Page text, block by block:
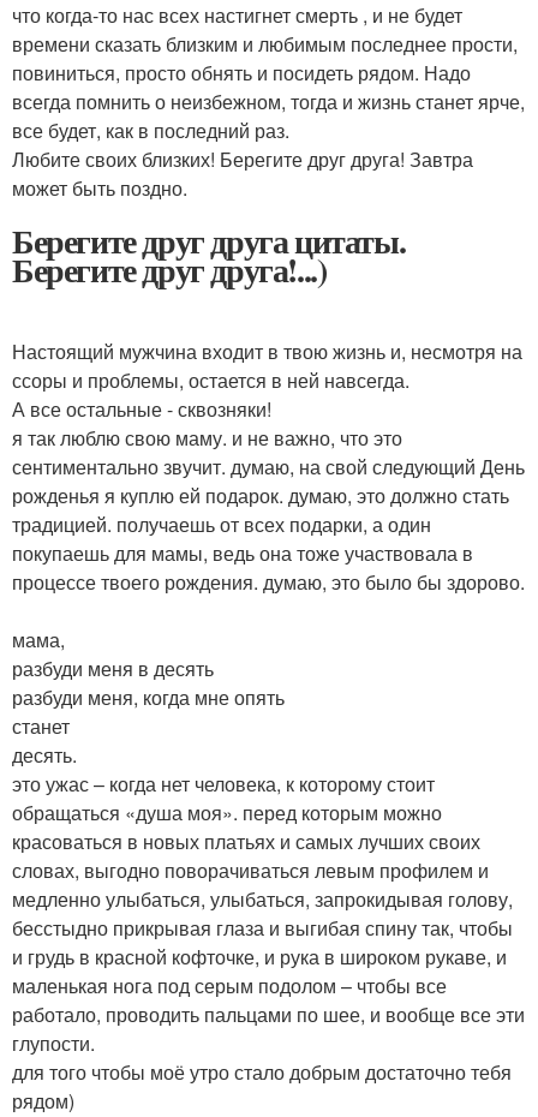
что когда-то нас всех настигнет смерть , и не будет
времени сказать близким и любимым последнее прости,
повиниться, просто обнять и посидеть рядом. Надо
всегда помнить о неизбежном, тогда и жизнь станет ярче,
все будет, как в последний раз.
Любите своих близких! Берегите друг друга! Завтра
может быть поздно.
Берегите друг друга цитаты.
Берегите друг друга!...)
Настоящий мужчина входит в твою жизнь и, несмотря на
ссоры и проблемы, остается в ней навсегда.
А все остальные - сквозняки!
я так люблю свою маму. и не важно, что это
сентиментально звучит. думаю, на свой следующий День
рожденья я куплю ей подарок. думаю, это должно стать
традицией. получаешь от всех подарки, а один
покупаешь для мамы, ведь она тоже участвовала в
процессе твоего рождения. думаю, это было бы здорово.
мама,
разбуди меня в десять
разбуди меня, когда мне опять
станет
десять.
это ужас – когда нет человека, к которому стоит
обращаться «душа моя». перед которым можно
красоваться в новых платьях и самых лучших своих
словах, выгодно поворачиваться левым профилем и
медленно улыбаться, улыбаться, запрокидывая голову,
бесстыдно прикрывая глаза и выгибая спину так, чтобы
и грудь в красной кофточке, и рука в широком рукаве, и
маленькая нога под серым подолом – чтобы все
работало, проводить пальцами по шее, и вообще все эти
глупости.
для того чтобы моё утро стало добрым достаточно тебя
рядом)